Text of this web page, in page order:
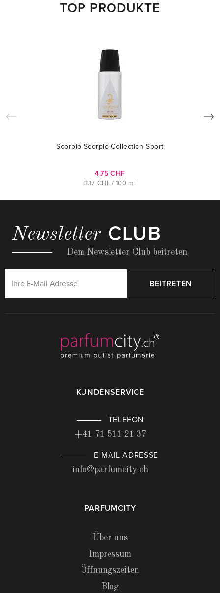
TOP PRODUKTE
Scorpio Scorpio Collection Sport
4.75 CHF
3.17 CHF / 100 ml
Newsletter CLUB
Dem Newsletter Club beitreten
BEITRETEN
KUNDENSERVICE
TELEFON
+41 71 511 21 37
E-MAIL ADRESSE
info@parfumcity.ch
PARFUMCITY
Über uns
Impressum
Öffnungszeiten
Blog